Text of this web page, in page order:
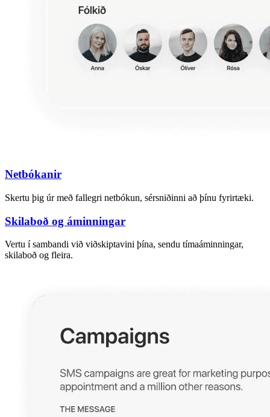
Netbókanir
Skertu þig úr með fallegri netbókun, sérsniðinni að þínu fyrirtæki.
Skilaboð og áminningar
Vertu í sambandi við viðskiptavini þína, sendu tímaáminningar,
skilaboð og fleira.